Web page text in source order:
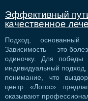
Эффективный
качественное
Подход,
Зависимость — это
одиночку. Для
индивидуальный
понимание, что
центр «Логос»
оказывают